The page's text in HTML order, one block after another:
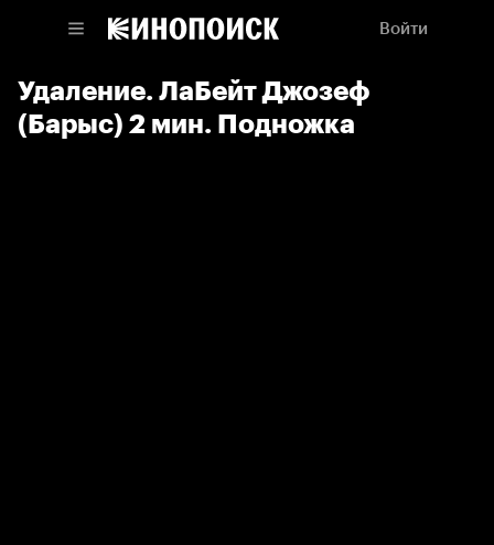
Войти
Удаление. ЛаБейт Джозеф
(Барыс) 2 мин. Подножка